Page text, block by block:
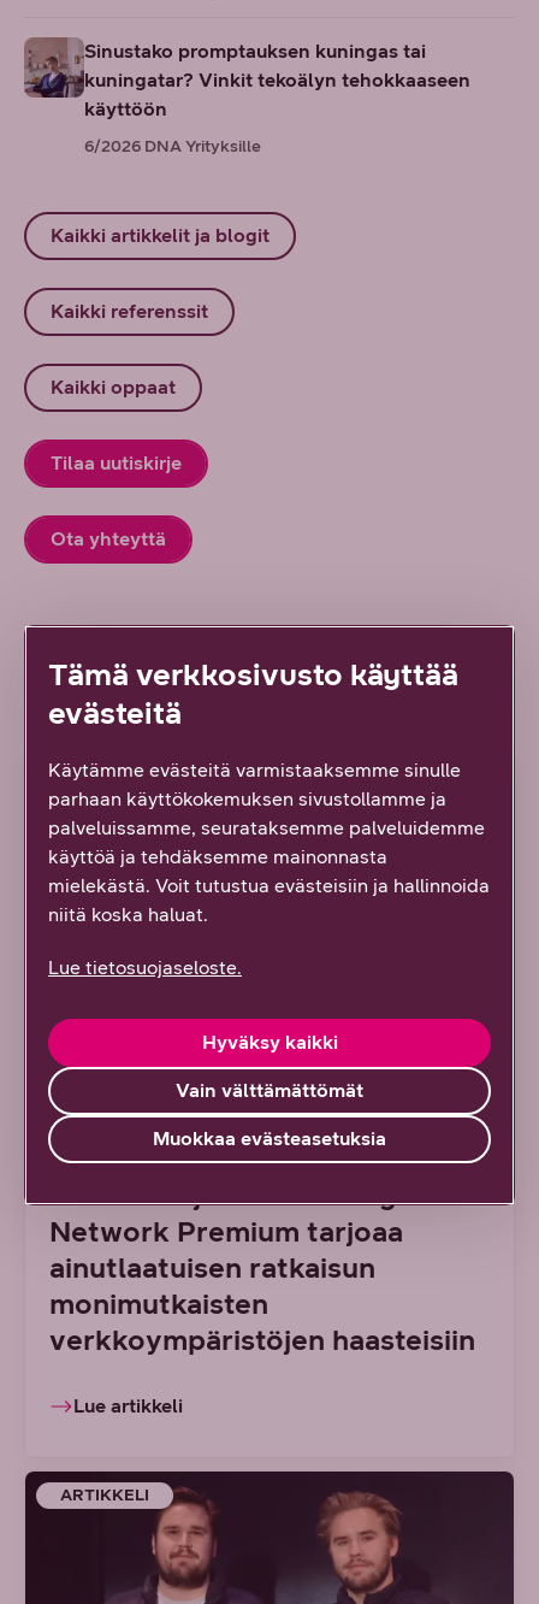
Sinustako promptauksen kuningas tai
kuningatar? Vinkit tekoälyn tehokkaaseen
käyttöön
6/2026 DNA Yrityksille
Kaikki artikkelit ja blogit
Kaikki referenssit
Kaikki oppaat
Tilaa uutiskirje
Ota yhteyttä
Lue lisää uudesta työstä
ARTIKKELI
7/2026 DNA YRITYKSILLE
Uusi tapa hallinnoida suuria
lähiverkkoja: DNA Managed
Network Premium tarjoaa
ainutlaatuisen ratkaisun
monimutkaisten
verkkoympäristöjen haasteisiin
Lue artikkeli
ARTIKKELI
Tämä verkkosivusto käyttää
evästeitä
Käytämme evästeitä varmistaaksemme sinulle
parhaan käyttökokemuksen sivustollamme ja
palveluissamme, seurataksemme palveluidemme
käyttöä ja tehdäksemme mainonnasta
mielekästä. Voit tutustua evästeisiin ja hallinnoida
niitä koska haluat.
Lue tietosuojaseloste.
Vain välttämättömät
Hyväksy kaikki
Muokkaa evästeasetuksia